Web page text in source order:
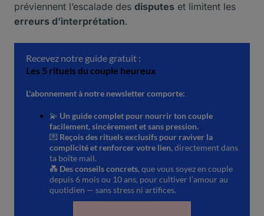
préviennent l’escalade des disputes et limitent les
erreurs d’interprétation.